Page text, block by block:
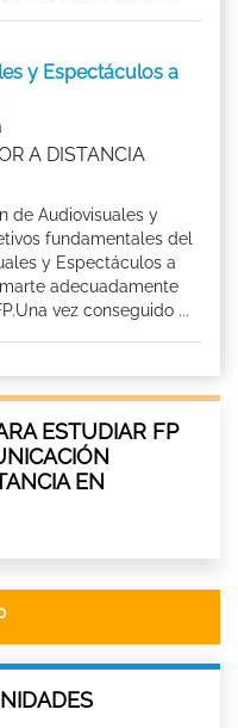
y Espectáculos a
A DISTANCIA
de Audiovisuales y
fundamentales del
y Espectáculos a
adecuadamente
vez conseguido ...
ESTUDIAR FP
EN